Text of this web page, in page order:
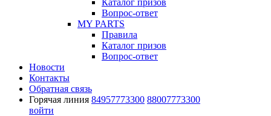
Каталог призов
Вопрос-ответ
MY PARTS
Правила
Каталог призов
Вопрос-ответ
Новости
Контакты
Обратная связь
Горячая линия 84957773300 88007773300
войти